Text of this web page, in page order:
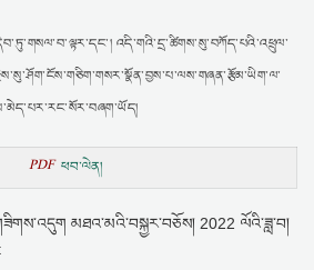
འདི་གའི་དྲ་ཚིགས་སུ་བཀོད་པའི་འཕྲུལ་
PDF ཕབ་ལེན།
མཐའ་མའི་བསྐྱར་བཅོས། 2022 ལོའི་ཟླ་བ།